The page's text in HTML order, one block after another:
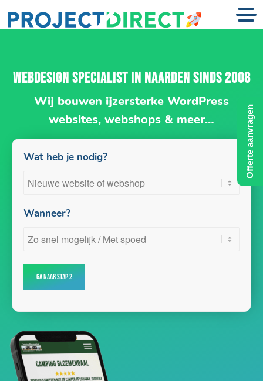
WEBDESIGN SPECIALIST IN NAARDEN SINDS 2008
Wij bouwen ijzersterke WordPress
websites, webshops & meer…
Wat heb je nodig?
Wanneer?
Offerte aanvragen